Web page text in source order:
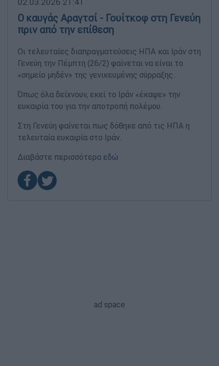
Ο καυγάς Αραγτσί - Γουίτκοφ στη Γενεύη
πριν από την επίθεση
Οι τελευταίες διαπραγματεύσεις ΗΠΑ και Ιράν στη
Γενεύη την Πέμπτη (26/2) φαίνεται να είναι το
«σημείο μηδέν» της γενικευμένης σύρραξης.
Όπως όλα δείχνουν, εκεί το Ιράν «έκαψε» την
ευκαιρία του για την αποτροπή πολέμου.
Στη Γενεύη φαίνεται πως δόθηκε από τις ΗΠΑ η
τελευταία ευκαιρία στο Ιράν.
Διαβάστε περισσότερα εδώ